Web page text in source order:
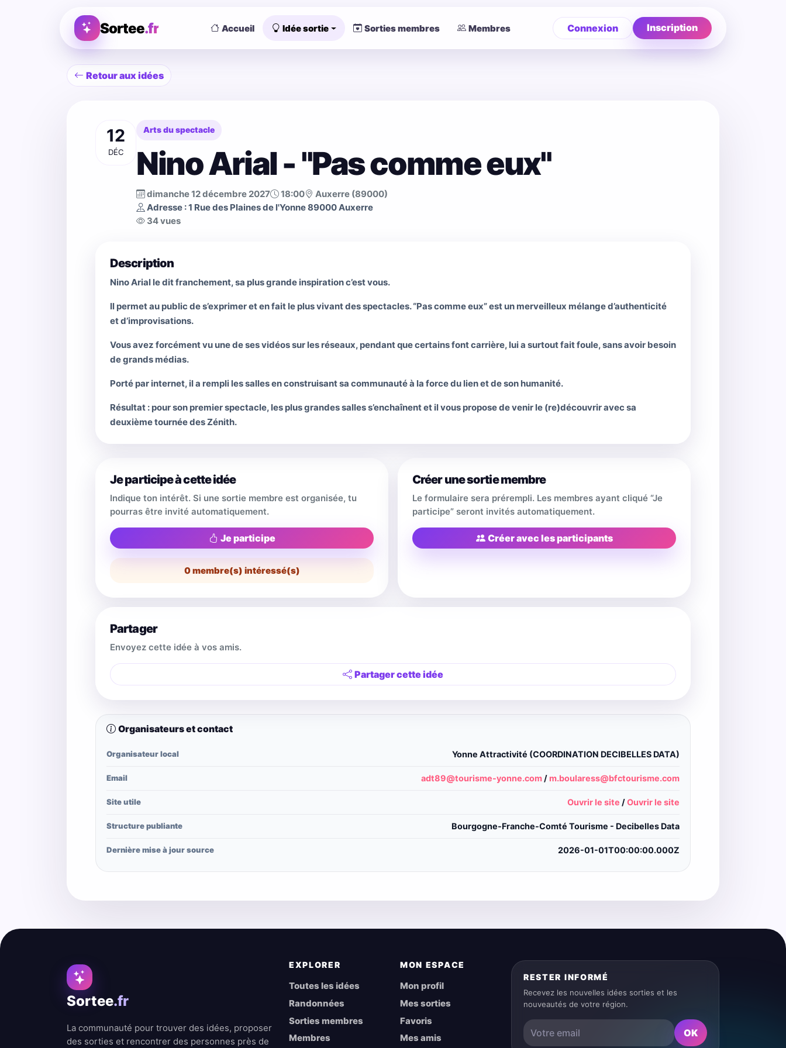
Sortee.fr Connexion Inscription
Accueil Idée sortie Sorties membres Membres
Retour aux idées
12
DÉC
Arts du spectacle
Nino Arial - "Pas comme eux"
dimanche 12 décembre 2027 18:00
Auxerre (89000)
Adresse : 1 Rue des Plaines de l'Yonne 89000 Auxerre
34 vues
Description
Nino Arial le dit franchement, sa plus grande inspiration c’est vous.
Il permet au public de s’exprimer et en fait le plus vivant des spectacles. “Pas comme eux” est un merveilleux mélange d’authenticité
et d’improvisations.
Vous avez forcément vu une de ses vidéos sur les réseaux, pendant que certains font carrière, lui a surtout fait foule, sans avoir besoin
de grands médias.
Porté par internet, il a rempli les salles en construisant sa communauté à la force du lien et de son humanité.
Résultat : pour son premier spectacle, les plus grandes salles s’enchaînent et il vous propose de venir le (re)découvrir avec sa
deuxième tournée des Zénith.
Je participe à cette idée
Indique ton intérêt. Si une sortie membre est organisée, tu
pourras être invité automatiquement.
Je participe
0membre(s) intéressé(s)
Créer une sortie membre
Le formulaire sera prérempli. Les membres ayant cliqué “Je
participe” seront invités automatiquement.
Créer avec les participants
Partager
Envoyez cette idée à vos amis.
Partager cette idée
Organisateurs et contact
Organisateur local Yonne Attractivité (COORDINATION DECIBELLES DATA)
Email adt89@tourisme-yonne.com / m.boularess@bfctourisme.com
Site utile Ouvrir le site /Ouvrir le site
Structure publiante Bourgogne-Franche-Comté Tourisme - Decibelles Data
Dernière mise à jour source 2026-01-01T00:00:00.000Z
Sortee.fr
La communauté pour trouver des idées, proposer
des sorties et rencontrer des personnes près de
EXPLORER
Toutes les idées
Randonnées
Sorties membres
Membres
MON ESPACE
Mon profil
Mes sorties
Favoris
Mes amis
RESTER INFORMÉ
Recevez les nouvelles idées sorties et les
nouveautés de votre région.
OK